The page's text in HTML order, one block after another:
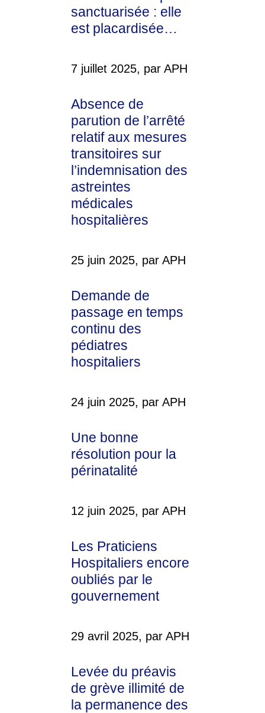
sanctuarisée : elle
est placardisée…
7 juillet 2025, par APH
Absence de
parution de l’arrêté
relatif aux mesures
transitoires sur
l’indemnisation des
astreintes
médicales
hospitalières
25 juin 2025, par APH
Demande de
passage en temps
continu des
pédiatres
hospitaliers
24 juin 2025, par APH
Une bonne
résolution pour la
périnatalité
12 juin 2025, par APH
Les Praticiens
Hospitaliers encore
oubliés par le
gouvernement
29 avril 2025, par APH
Levée du préavis
de grève illimité de
la permanence des